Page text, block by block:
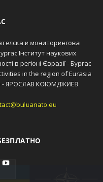
и мониторингова
Інститут наукових
в регіоні Євразії - Бургас
in the region of Eurasia
- ЯРОСЛАВ КОЮМДЖИЕВ